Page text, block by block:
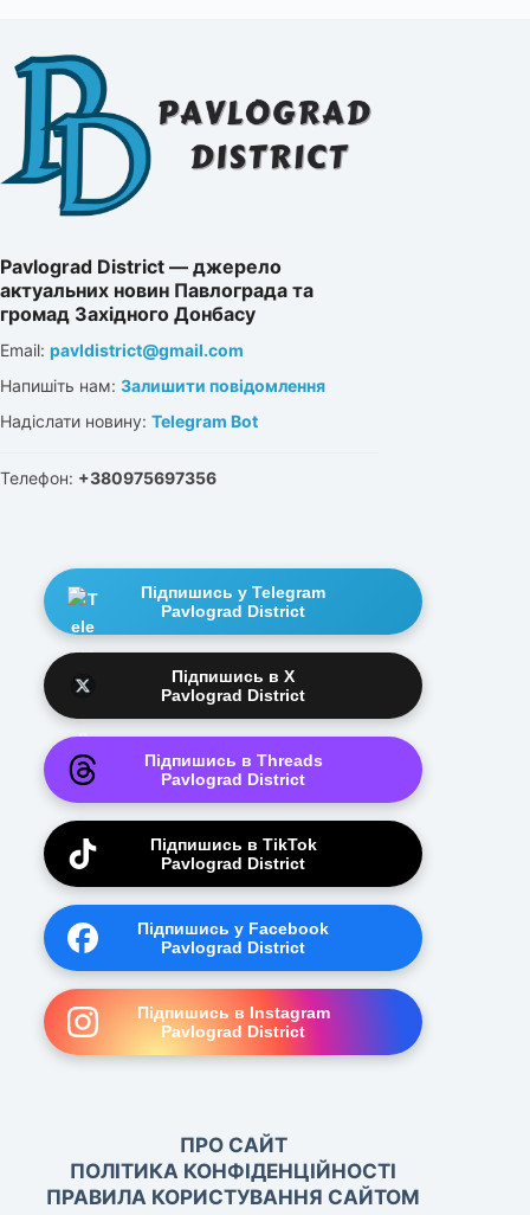
Pavlograd District — джерело
актуальних новин Павлограда та
громад Західного Донбасу
Email: pavldistrict@gmail.com
Напишіть нам: Залишити повідомлення
Надіслати новину: Telegram Bot
Телефон: +380975697356
Підпишись у Telegram
Pavlograd District
Підпишись в X
Pavlograd District
Підпишись в Threads
Pavlograd District
Підпишись в TikTok
Pavlograd District
Підпишись у Facebook
Pavlograd District
Підпишись в Instagram
Pavlograd District
ПРО САЙТ
ПОЛІТИКА КОНФІДЕНЦІЙНОСТІ
ПРАВИЛА КОРИСТУВАННЯ САЙТОМ